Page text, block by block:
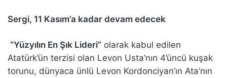
Sergi, 11 Kasım’a kadar devam edecek
“Yüzyılın En Şık Lideri” olarak kabul edilen
Atatürk’ün terzisi olan Levon Usta’nın 4’üncü kuşak
torunu, dünyaca ünlü Levon Kordonciyan’ın Ata’nın